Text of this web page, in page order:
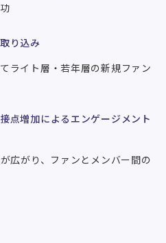
り込み
ライト層・若年層の新規ファン
点増加によるエンゲージメント
広がり、ファンとメンバー間の